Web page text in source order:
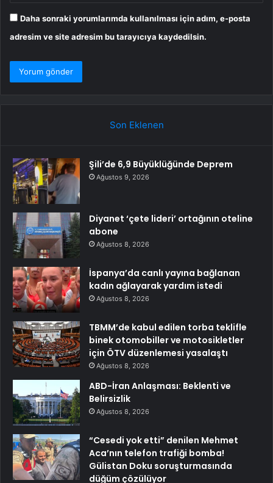
Daha sonraki yorumlarımda kullanılması için adım, e-posta
adresim ve site adresim bu tarayıcıya kaydedilsin.
Son Eklenen
Şili’de 6,9 Büyüklüğünde Deprem
Ağustos 9, 2026
Diyanet ‘çete lideri’ ortağının oteline
abone
Ağustos 8, 2026
İspanya’da canlı yayına bağlanan
kadın ağlayarak yardım istedi
Ağustos 8, 2026
TBMM’de kabul edilen torba teklifle
binek otomobiller ve motosikletler
için ÖTV düzenlemesi yasalaştı
Ağustos 8, 2026
ABD-İran Anlaşması: Beklenti ve
Belirsizlik
Ağustos 8, 2026
“Cesedi yok etti” denilen Mehmet
Aca’nın telefon trafiği bomba!
Gülistan Doku soruşturmasında
düğüm çözülüyor